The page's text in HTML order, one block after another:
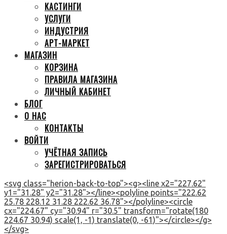
КАСТИНГИ
УСЛУГИ
ИНДУСТРИЯ
АРТ-МАРКЕТ
МАГАЗИН
КОРЗИНА
ПРАВИЛА МАГАЗИНА
ЛИЧНЫЙ КАБИНЕТ
БЛОГ
О НАС
КОНТАКТЫ
ВОЙТИ
УЧЁТНАЯ ЗАПИСЬ
ЗАРЕГИСТРИРОВАТЬСЯ
<svg class="herion-back-to-top"><g><line x2="227.62"
y1="31.28" y2="31.28"></line><polyline points="222.62
25.78 228.12 31.28 222.62 36.78"></polyline><circle
cx="224.67" cy="30.94" r="30.5" transform="rotate(180
224.67 30.94) scale(1, -1) translate(0, -61)"></circle></g>
</svg>